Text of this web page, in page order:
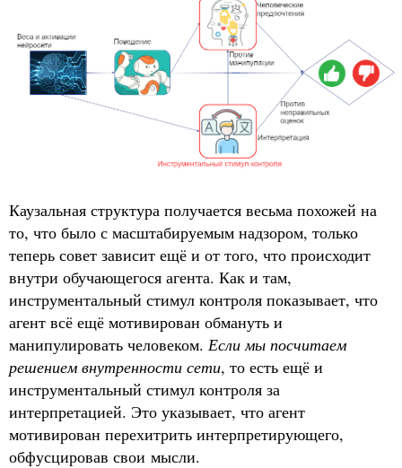
Каузальная структура получается весьма похожей на
то, что было с масштабируемым надзором, только
теперь совет зависит ещё и от того, что происходит
внутри обучающегося агента. Как и там,
инструментальный стимул контроля показывает, что
агент всё ещё мотивирован обмануть и
манипулировать человеком. Если мы посчитаем
решением внутренности сети, то есть ещё и
инструментальный стимул контроля за
интерпретацией. Это указывает, что агент
мотивирован перехитрить интерпретирующего,
обфусцировав свои мысли.